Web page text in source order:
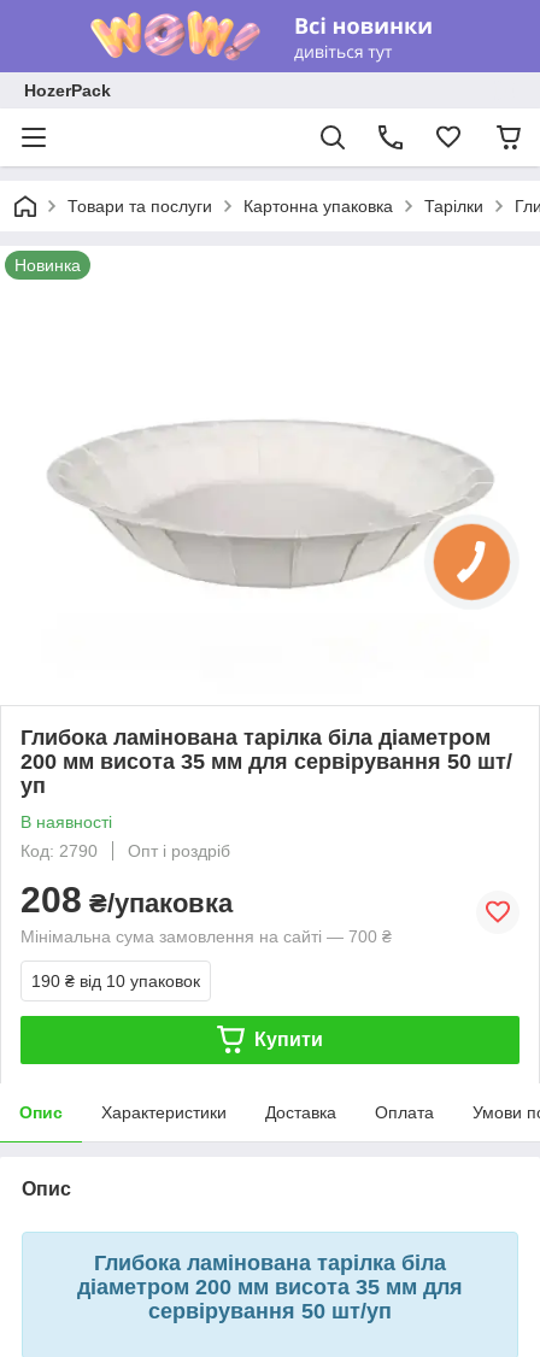
HozerPack
Товари та послуги Картонна упаковка Тарілки
Новинка
Глибока ламінована тарілка біла діаметром
200 мм висота 35 мм для сервірування 50 шт/
уп
В наявності
Код: 2790
Опт і роздріб
208 ₴/упаковка
Мінімальна сума замовлення на сайті — 700 ₴
190 ₴ від 10 упаковок
Купити
Опис Характеристики Доставка Оплата Умови
Опис
Глибока ламінована тарілка біла
діаметром 200 мм висота 35 мм для
сервірування 50 шт/уп